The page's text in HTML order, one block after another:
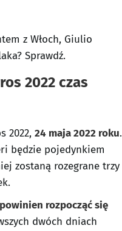
z Włoch, Giulio
Sprawdź.
2022 czas
2022, 24 maja 2022 roku.
będzie pojedynkiem
zostaną rozegrane trzy
rozpocząć się
dwóch dniach